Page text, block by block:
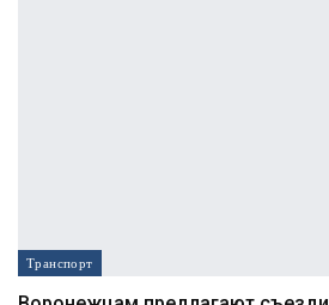
Транспорт